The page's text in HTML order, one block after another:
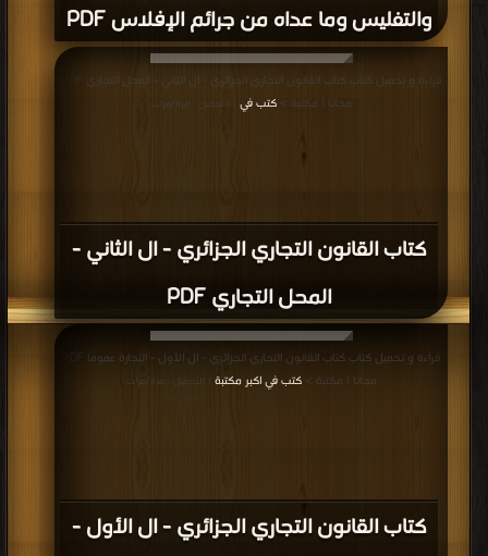
والتفليس وما عداه من جرائم الإفلاس PDF
كتاب القانون التجاري الجزائري - ال الثاني -
المحل التجاري PDF
مجانا | مكتبة >كتب في | التحميل : مرة/مرات
كتاب القانون التجاري الجزائري - ال الأول -
مجانا | مكتبة >كتب في اكبر مكتبة | التحميل : مرة/مرات